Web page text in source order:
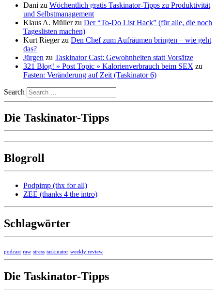
Dani zu Wöchentlich gratis Taskinator-Tipps zu Produktivität
und Selbstmanagement
Klaus A. Müllerzu Der “To-Do List Hack” (für alle, die noch
Tageslisten machen)
Kurt Riegerzu Den Chef zum Aufräumen bringen – wie geht
das?
Jürgen zu Taskinator Cast: Gewohnheiten statt Vorsätze
321 Blog! » Post Topic » Kalorienverbrauch beim SEX zu
Fasten: Veränderung auf Zeit (Taskinator 6)
Search
Die Taskinator-Tipps
Blogroll
Podpimp (thx for all)
ZEE (thanks 4 the intro)
Schlagwörter
podcast raw stress taskinator weekly review
Die Taskinator-Tipps